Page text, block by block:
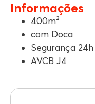
Informações
400m²
com Doca
Segurança 24h
AVCB J4